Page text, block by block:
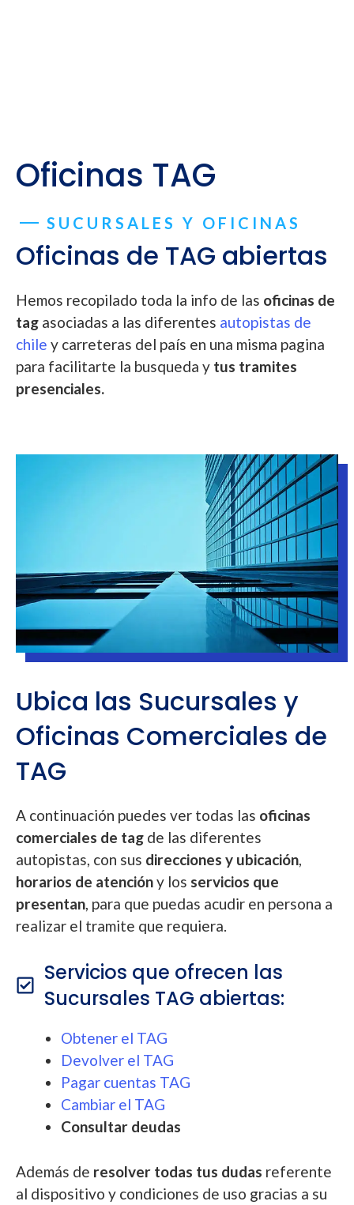
Oficinas TAG
SUCURSALES Y OFICINAS
Oficinas de TAG abiertas
Hemos recopilado toda la info de las oficinas de
tag asociadas a las diferentes autopistas de
chile y carreteras del país en una misma pagina
para facilitarte la busqueda y tus tramites
presenciales.
Ubica las Sucursales y
Oficinas Comerciales de
TAG
A continuación puedes ver todas las oficinas
comerciales de tag de las diferentes
autopistas, con sus direcciones y ubicación
horarios de atencióny los servicios que
presentan , para que puedas acudir en persona a
realizar el tramite que requiera.
Servicios que ofrecen las
Sucursales TAG abiertas:
Obtener el TAG
Devolver el TAG
Pagar cuentas TAG
Cambiar el TAG
Consultar deudas
Además de resolver todas tus dudas referente
al dispositivo y condiciones de uso gracias a su